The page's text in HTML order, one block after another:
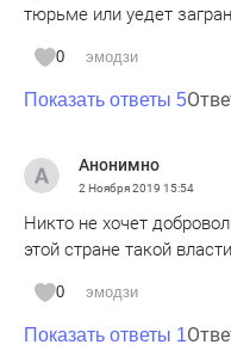
тюрьме или уедет
0 эмодзи
Показать ответы 5
Анонимно
2 Ноября 2019 15:54
Никто не хочет
этой стране такой
0 эмодзи
Показать ответы 1